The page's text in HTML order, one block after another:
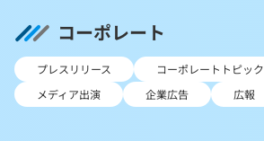
コーポレート
プレスリリース
コーポレートトピック
メディア出演
企業広告 広報